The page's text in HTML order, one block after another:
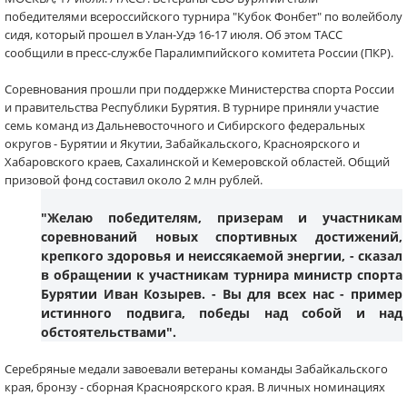
победителями всероссийского турнира "Кубок Фонбет" по волейболу
сидя, который прошел в Улан-Удэ 16-17 июля. Об этом ТАСС
сообщили в пресс-службе Паралимпийского комитета России (ПКР).
Соревнования прошли при поддержке Министерства спорта России
и правительства Республики Бурятия. В турнире приняли участие
семь команд из Дальневосточного и Сибирского федеральных
округов - Бурятии и Якутии, Забайкальского, Красноярского и
Хабаровского краев, Сахалинской и Кемеровской областей. Общий
призовой фонд составил около 2 млн рублей.
"Желаю победителям, призерам и участникам
соревнований новых спортивных достижений,
крепкого здоровья и неиссякаемой энергии, - сказал
в обращении к участникам турнира министр спорта
Бурятии Иван Козырев. - Вы для всех нас - пример
истинного подвига, победы над собой и над
обстоятельствами".
Серебряные медали завоевали ветераны команды Забайкальского
края, бронзу - сборная Красноярского края. В личных номинациях